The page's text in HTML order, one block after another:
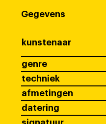
Gegevens
kunstenaar
genre
techniek
afmetingen
datering